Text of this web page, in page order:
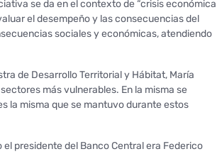
se da en el contexto de “crisis económica
el desempeño y las consecuencias del
sociales y económicas, atendiendo
de Desarrollo Territorial y Hábitat, María
más vulnerables. En la misma se
la misma que se mantuvo durante estos
presidente del Banco Central era Federico